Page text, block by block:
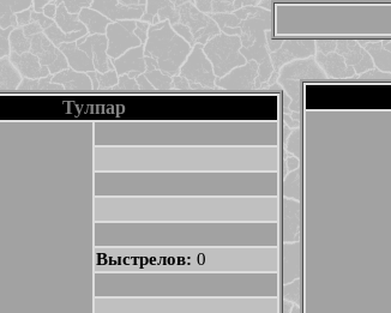
Тулпар
Выстрелов: 0